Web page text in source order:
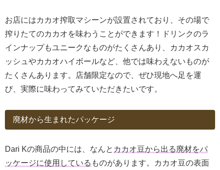
お店にはカカオ搾取マシーンが設置されており、その場で
搾りたてのカカオを味わうことができます！ドリンクのラ
インナップもユニークなものがたくさんあり、カカオスカ
ッシュやカカオハイボールなど、他では味わえないものが
たくさんあります。店舗限定なので、ぜひ現地へ足を運
び、実際に味わってみていただきたいです。
廃材から生まれたパッケージ
Dari Kの商品の中には、なんと カカオ豆から出る廃材をパ
ッケージに使用している ものがあります。カカオ豆の表面